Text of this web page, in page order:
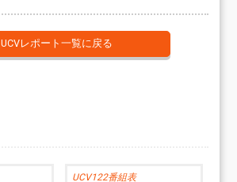
UCVレポート一覧に戻る
UCV122番組表